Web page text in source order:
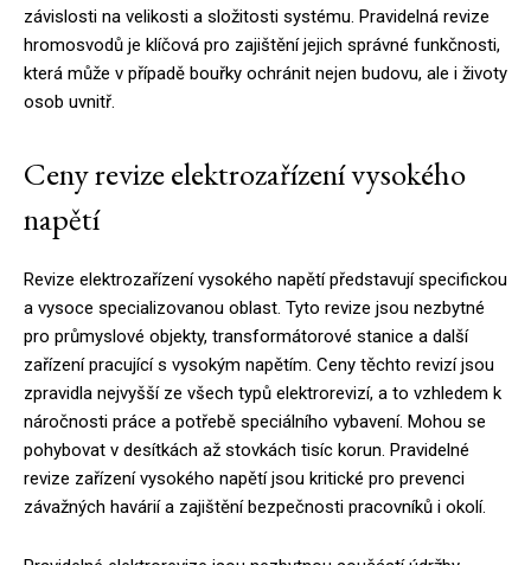
závislosti na velikosti a složitosti systému. Pravidelná revize
hromosvodů je klíčová pro zajištění jejich správné funkčnosti,
která může v případě bouřky ochránit nejen budovu, ale i životy
osob uvnitř.
Ceny revize elektrozařízení vysokého
napětí
Revize elektrozařízení vysokého napětí představují specifickou
a vysoce specializovanou oblast. Tyto revize jsou nezbytné
pro průmyslové objekty, transformátorové stanice a další
zařízení pracující s vysokým napětím. Ceny těchto revizí jsou
zpravidla nejvyšší ze všech typů elektrorevizí, a to vzhledem k
náročnosti práce a potřebě speciálního vybavení. Mohou se
pohybovat v desítkách až stovkách tisíc korun. Pravidelné
revize zařízení vysokého napětí jsou kritické pro prevenci
závažných havárií a zajištění bezpečnosti pracovníků i okolí.